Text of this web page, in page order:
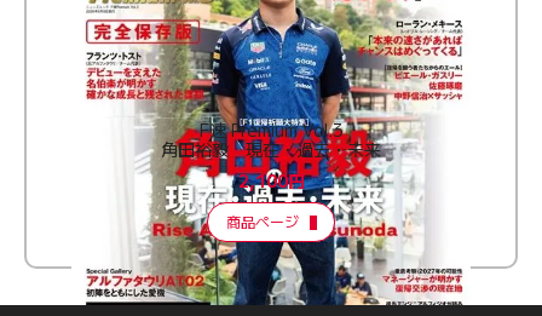
F速 Premium Vol.3
角田裕毅 現在・過去・未来
2,100円
商品ページ